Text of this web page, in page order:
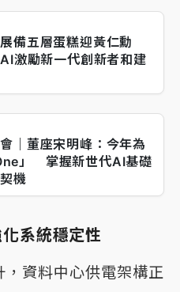
備五層蛋糕迎黃仁勳
激勵新一代創新者和建
｜董座宋明峰：今年為
」 掌握新世代AI基礎
機
系統穩定性
資料中心供電架構正